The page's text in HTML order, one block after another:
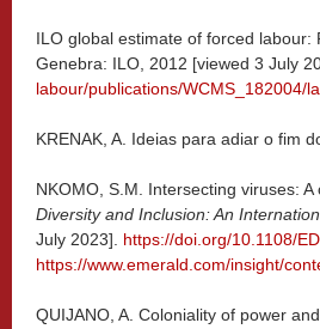
ILO global estimate of forced
Genebra: ILO, 2012 [viewed 3 July
labour/publications/WCMS_182004/
KRENAK, A. Ideias para adiar o fim
NKOMO, S.M. Intersecting viruses:
Diversity and Inclusion: An
July 2023]. https://doi.org/10.1108/
https://www.emerald.com/insight/
QUIJANO, A. Coloniality of power